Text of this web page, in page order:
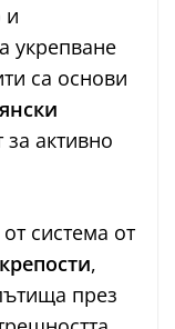
и
укрепване
са основи
за активно
система от
,
през